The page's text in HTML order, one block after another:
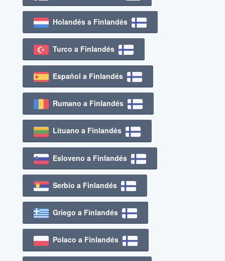
Holandés a Finlandés
Turco a Finlandés
Español a Finlandés
Rumano a Finlandés
Lituano a Finlandés
Esloveno a Finlandés
Serbio a Finlandés
Griego a Finlandés
Polaco a Finlandés